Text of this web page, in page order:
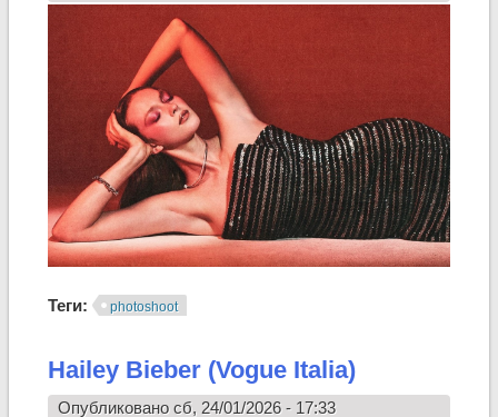
Теги: photoshoot
Hailey Bieber (Vogue Italia)
Опубликовано сб, 24/01/2026 - 17:33